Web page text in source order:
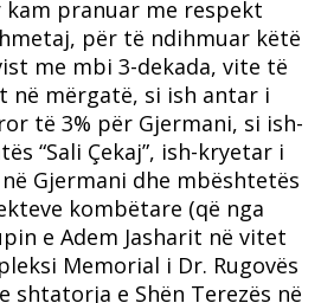
pranuar me respekt
për të ndihmuar këtë
me mbi 3-dekada, vite të
mërgatë, si ish antar i
të 3% për Gjermani, si ish-
“Sali Çekaj”, ish-kryetar i
në Gjermani dhe mbështetës
kombëtare (që nga
e Adem Jasharit në vitet
Memorial i Dr. Rugovës
shtatorja e Shën Terezës në